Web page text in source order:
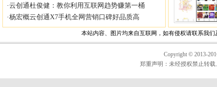
Copyright © 2013-